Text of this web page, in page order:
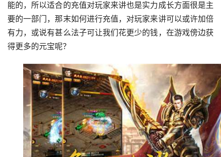
能的，所以适合的充值对玩家来讲也是实力成长方面很是主
要的一部门，那末如何进行充值，对玩家来讲可以或许加倍
有力，或说有甚么法子可让我们花更少的钱，在游戏傍边获
得更多的元宝呢？